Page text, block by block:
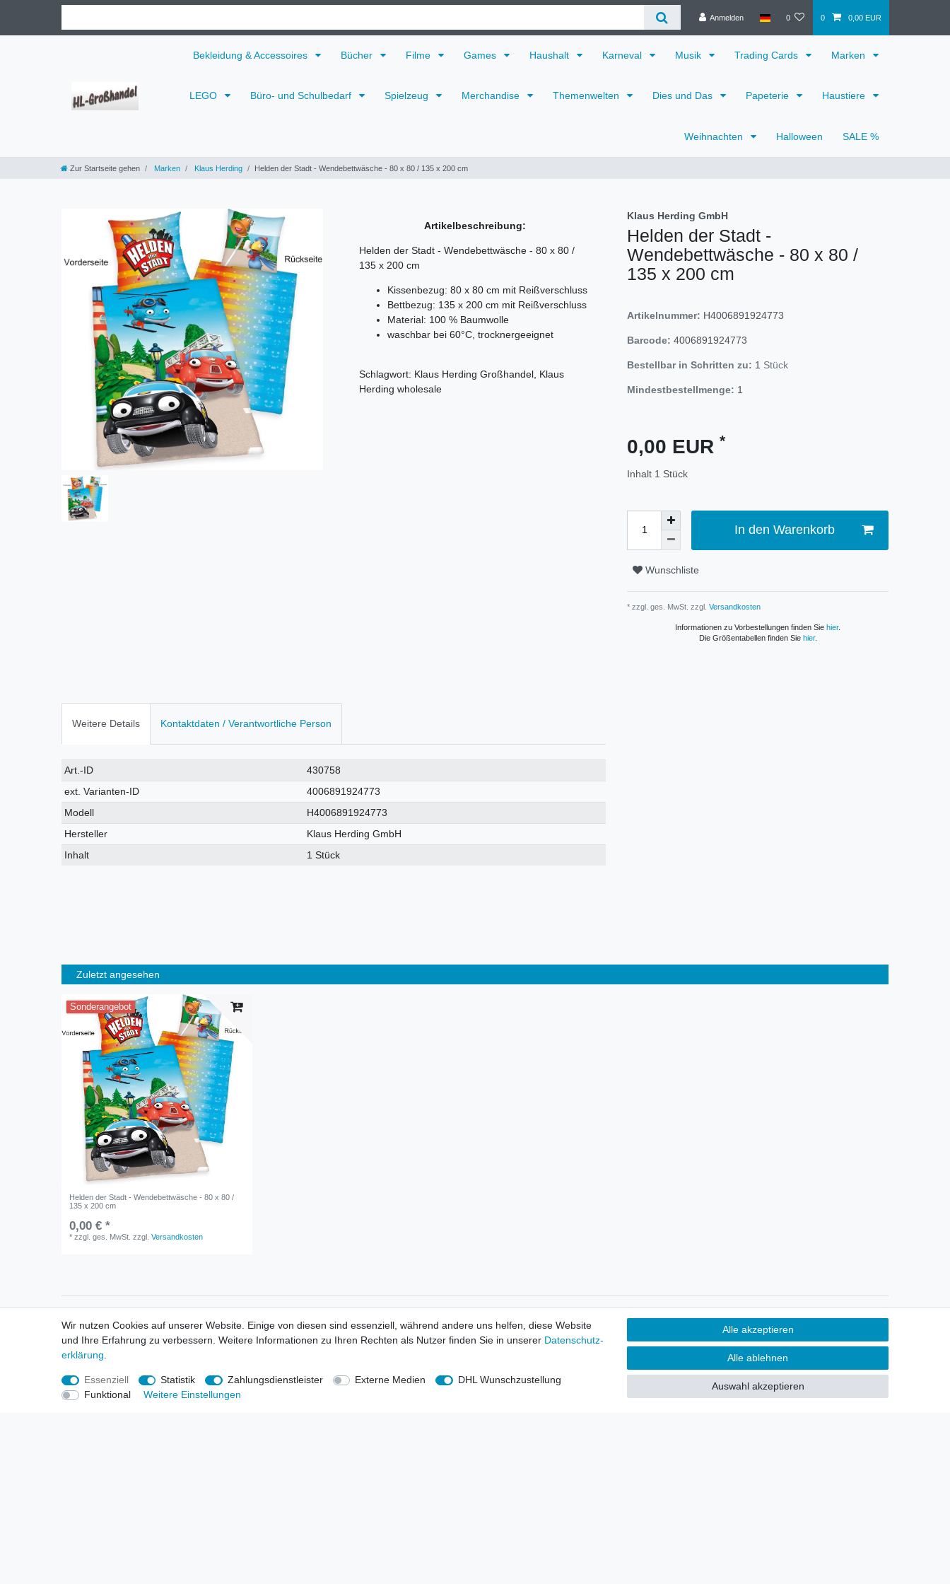
Anmelden 0 0 0,00 EUR
Bekleidung & Accessoires Bücher Filme Games Haushalt Karneval Musik Trading Cards Marken
LEGO Büro- und Schulbedarf Spielzeug Merchandise Themenwelten Dies und Das Papeterie Haustiere
Weihnachten Halloween SALE %
Zur Startseite gehen Marken Klaus Herding Helden der Stadt - Wendebettwäsche - 80 x 80 / 135 x 200 cm
Artikelbeschreibung:
Helden der Stadt - Wendebettwäsche - 80 x 80 /
135 x 200 cm
Kissenbezug: 80 x 80 cm mit Reißverschluss
Bettbezug: 135 x 200 cm mit Reißverschluss
Material: 100 % Baumwolle
waschbar bei 60°C, trocknergeeignet
Schlagwort: Klaus Herding Großhandel, Klaus
Herding wholesale
Klaus Herding GmbH
Helden der Stadt -
Wendebettwäsche - 80 x 80 /
135 x 200 cm
Artikelnummer: H4006891924773
Barcode: 4006891924773
Bestellbar in Schritten zu: 1 Stück
Mindestbestellmenge: 1
0,00 EUR *
Inhalt 1 Stück
In den Warenkorb
Wunschliste
* zzgl. ges. MwSt. zzgl. Versandkosten
Informationen zu Vorbestellungen finden Sie hier.
Die Größentabellen finden Sie hier.
Weitere Details Kontaktdaten / Verantwortliche Person
Technisches
Merkmal
Wert
Art.-ID
430758
ext. Varianten-ID
4006891924773
Modell
H4006891924773
Hersteller
Klaus Herding GmbH
Inhalt
1 Stück
Zuletzt angesehen
Sonderangebot
Helden der Stadt - Wendebettwäsche - 80 x 80 /
135 x 200 cm
0,00 € *
*zzgl. ges. MwSt. zzgl.Versandkosten
Informationen
Neukunden / New Accounts
Zahlung
Versandkosten
Entsorgungs- & Umweltbestimmungen
Größentabellen
Informationen
Händlerbund - rechtssicher verkaufen
Produkt-Kataloge
Über uns
Wir versenden mit
Sie möchten über neu eingetroffene
Lagerware oder Neuheiten
allgemein informiert werden?
Wir nutzen Cookies auf unserer Website. Einige von diesen sind essenziell, während andere uns helfen, diese Website
und Ihre Erfahrung zu verbessern. Weitere Informationen zu Ihren Rechten als Nutzer finden Sie in unserer Daten­schutz­
erklärung
Essenziell Statistik Zahlungsdienstleister Externe Medien
DHL Wunschzustellung
Funktional
Weitere Einstellungen
Alle akzeptieren
Alle ablehnen
Auswahl akzeptieren